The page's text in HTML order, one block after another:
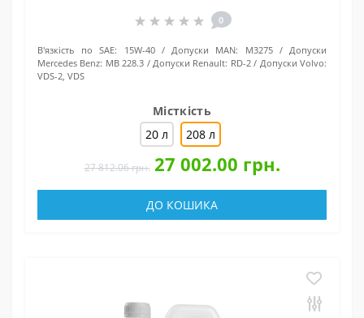
0
В'язкість по SAE: 15W-40 Допуски MAN: M3275
Допуски
Mercedes Benz: MB 228.3 Допуски Renault: RD-2
Допуски Volvo:
VDS-2, VDS
Місткість
20 л
208 л
27 812.06 грн. 27 002.00 грн.
ДО КОШИКА